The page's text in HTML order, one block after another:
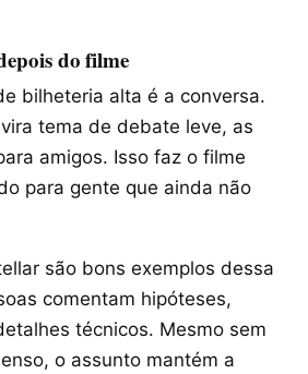
do filme
bilheteria alta é a conversa.
tema de debate leve, as
amigos. Isso faz o filme
para gente que ainda não
são bons exemplos dessa
comentam hipóteses,
técnicos. Mesmo sem
o assunto mantém a